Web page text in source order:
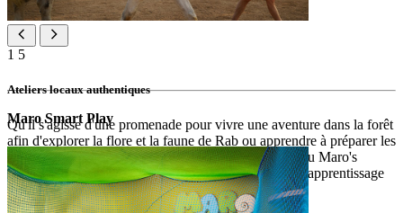
1 5
Ateliers locaux authentiques
Qu'il s'agisse d'une promenade pour vivre une aventure dans la forêt
afin d'explorer la flore et la faune de Rab ou apprendre à préparer les
fameux cookies « mustaćoni » de l'île dans le cadre du Maro's
Cooking Class, ces expériences pratiques combinent apprentissage
et esprit de la destination.
Maro Smart Play